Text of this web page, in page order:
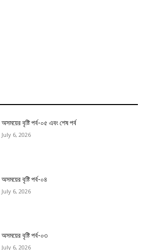
অসময়ের বৃষ্টি পর্ব-০৫ এবং শেষ পর্ব
July 6, 2026
অসময়ের বৃষ্টি পর্ব-০৪
July 6, 2026
অসময়ের বৃষ্টি পর্ব-০৩
July 6, 2026